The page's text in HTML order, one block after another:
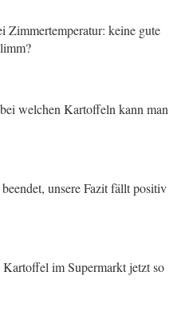
Zimmertemperatur: keine gute
welchen Kartoffeln kann man
unsere Fazit fällt positiv
im Supermarkt jetzt so